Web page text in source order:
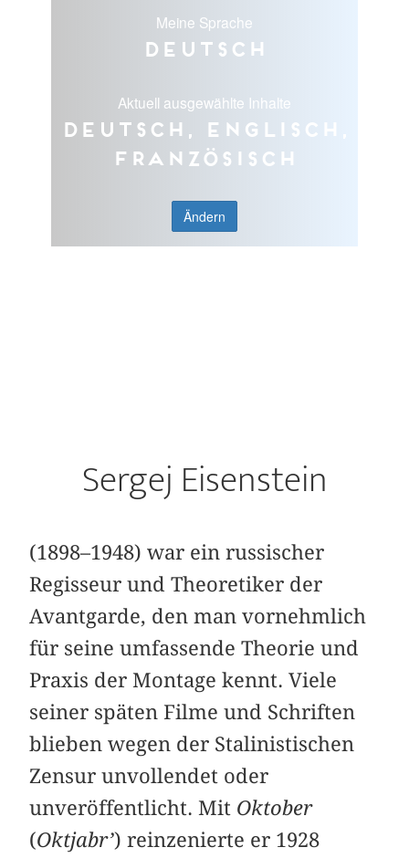
Meine Sprache
Deutsch
Aktuell ausgewählte Inhalte
Deutsch, Englisch,
Französisch
Ändern
Sergej Eisenstein
(1898–1948) war ein russischer
Regisseur und Theoretiker der
Avantgarde, den man vornehmlich
für seine umfassende Theorie und
Praxis der Montage kennt. Viele
seiner späten Filme und Schriften
blieben wegen der Stalinistischen
Zensur unvollendet oder
unveröffentlicht. Mit Oktober
(Oktjabr’) reinzenierte er 1928